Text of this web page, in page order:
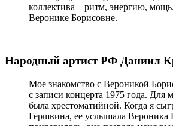
коллектива – ритм, энергию,
Веронике Борисовне.
Народный артист РФ Даниил
Мое знакомство с Вероникой
с записи концерта 1975 года. Для
была хрестоматийной. Когда я
Гершвина, ее услышала Вероника